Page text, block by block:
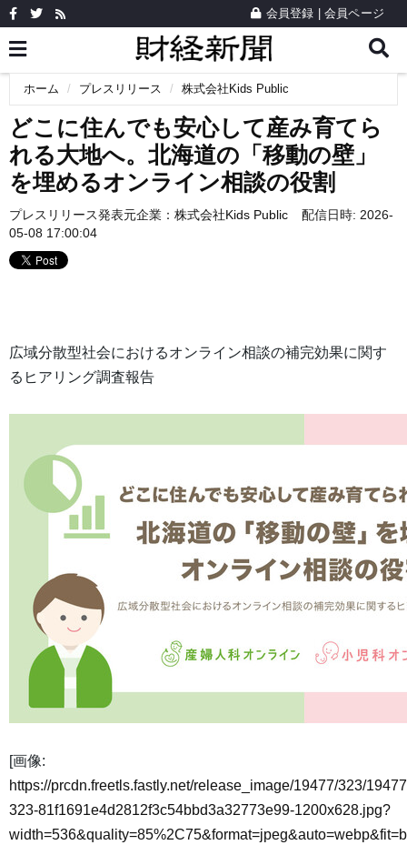
会員登録 会員ページ
ホーム プレスリリース 株式会社Kids Public
どこに住んでも安心して産み育てら
れる大地へ。北海道の「移動の壁」
を埋めるオンライン相談の役割
プレスリリース発表元企業： 株式会社Kids Public
配信日時: 2026-
05-08 17:00:04
広域分散型社会におけるオンライン相談の補完効果に関す
るヒアリング調査報告
[画像:
https://prcdn.freetls.fastly.net/release_image/19477/323/
323-81f1691e4d2812f3c54bbd3a32773e99-1200x628.jpg?